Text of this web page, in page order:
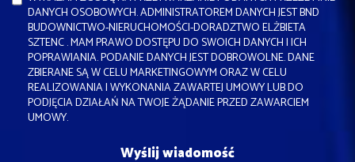
DANYCH OSOBOWYCH. ADMINISTRATOREM DANYCH JEST BND
BUDOWNICTWO-NIERUCHOMOŚCI-DORADZTWO ELŻBIETA
SZTENC . MAM PRAWO DOSTĘPU DO SWOICH DANYCH I ICH
POPRAWIANIA. PODANIE DANYCH JEST DOBROWOLNE. DANE
ZBIERANE SĄ W CELU MARKETINGOWYM ORAZ W CELU
REALIZOWANIA I WYKONANIA ZAWARTEJ UMOWY LUB DO
PODJĘCIA DZIAŁAŃ NA TWOJE ŻĄDANIE PRZED ZAWARCIEM
UMOWY.